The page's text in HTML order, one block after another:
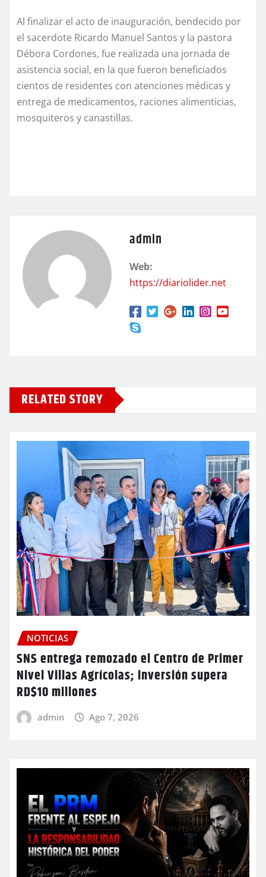
Al finalizar el acto de inauguración, bendecido por
el sacerdote Ricardo Manuel Santos y la pastora
Débora Cordones, fue realizada una jornada de
asistencia social, en la que fueron beneficiados
cientos de residentes con atenciones médicas y
entrega de medicamentos, raciones alimenticias,
mosquiteros y canastillas.
admin
Web:
https://diariolider.net
RELATED STORY
NOTICIAS
SNS entrega remozado el Centro de Primer
Nivel Villas Agrícolas; inversión supera
RD$10 millones
admin Ago 7, 2026